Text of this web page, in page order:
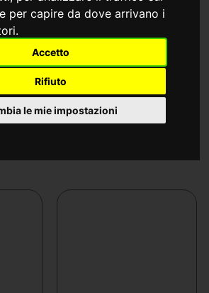
per capire da dove arrivano i
Accetto
Rifiuto
le mie impostazioni
PER VEDERE I PREZZI RISERVATI